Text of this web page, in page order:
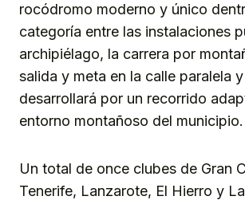
rocódromo moderno y único
categoría entre las instalaciones
archipiélago, la carrera por
salida y meta en la calle paralela
desarrollará por un recorrido
entorno montañoso del municipio.
Un total de once clubes de Gran
Tenerife, Lanzarote, El Hierro y